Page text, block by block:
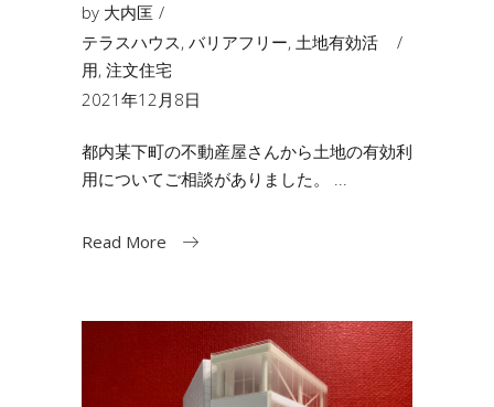
by 大内匡
テラスハウス, バリアフリー, 土地有効活
用, 注文住宅
2021年12月8日
都内某下町の不動産屋さんから土地の有効利
用についてご相談がありました。
Read More